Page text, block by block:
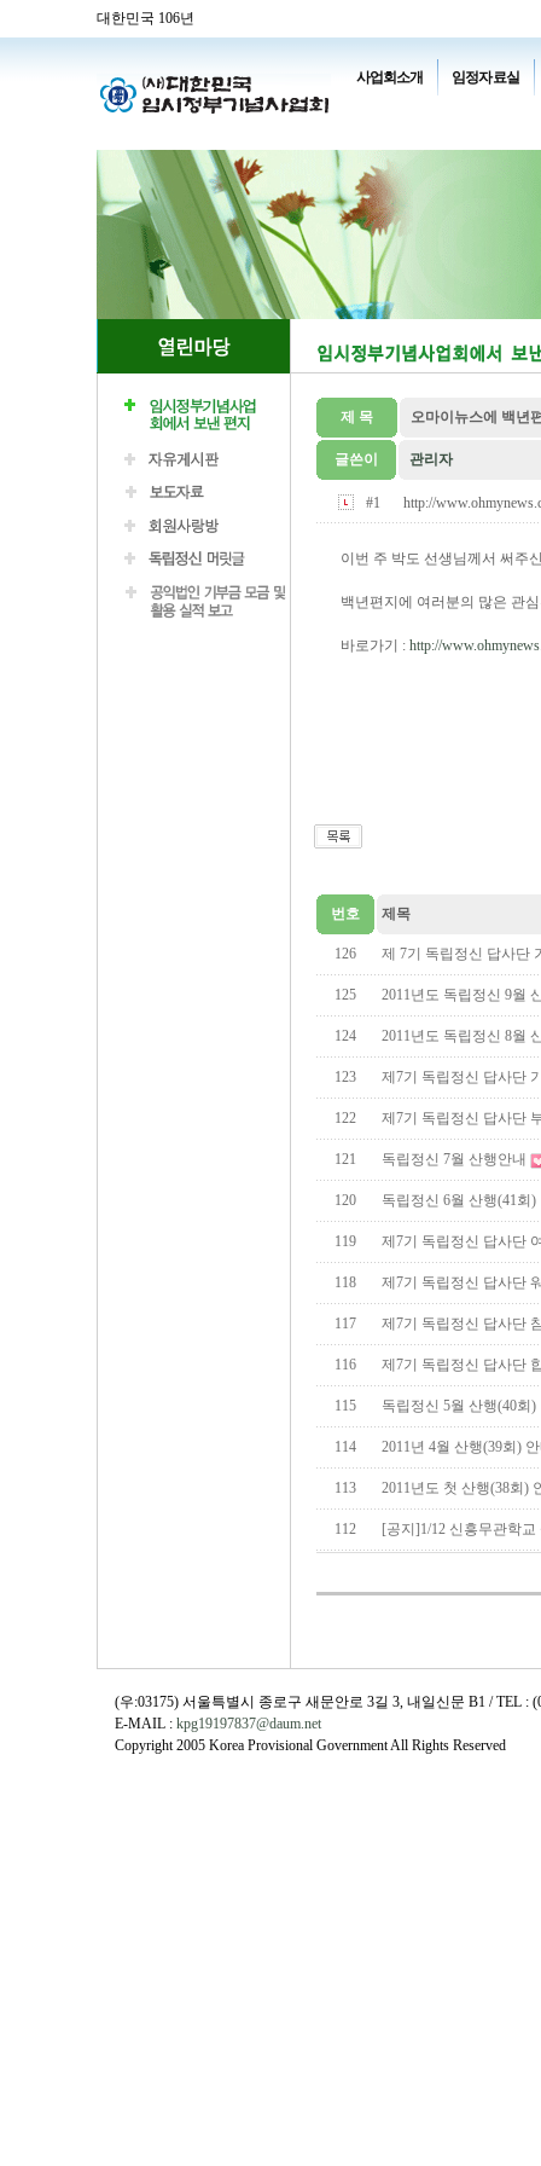
대한민국 106년
사업회소개 임정자료실
제 목 오마이뉴스에 백년
글쓴이 관리자
#1 http://
이번 주 박도 선생님께서 써주
백년편지에 여러분의 많은 관
바로가기 : http://
번호 제목
126 제 7기 독립정신 답사단
125 2011년도 독립정신 9월
124 2011년도 독립정신 8월
123 제7기 독립정신 답사단
122 제7기 독립정신 답사단
121 독립정신 7월 산행안내
120 독립정신 6월 산행(41회)
119 제7기 독립정신 답사단
118 제7기 독립정신 답사단
117 제7기 독립정신 답사단
116 제7기 독립정신 답사단
115 독립정신 5월 산행(40회)
114 2011년 4월 산행(39회)
113 2011년도 첫 산행(38회)
112 [공지]1/12 신흥무관학
(우:03175) 서울특별시 종로구 새문안로 3길 3, 내일신문 B1 / TEL :
E-MAIL : kpg19197837@daum.net
Copyright 2005 Korea Provisional Government All Rights Reserved